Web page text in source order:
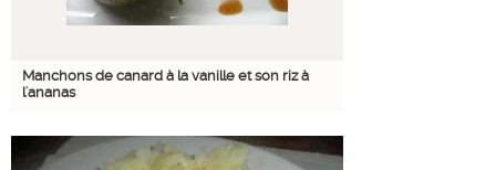
Manchons de canard à la vanille et son riz à
l'ananas